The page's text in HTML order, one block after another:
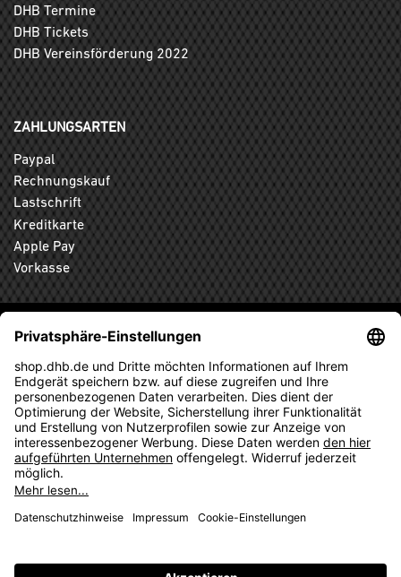
DHB Termine
DHB Tickets
DHB Vereinsförderung 2022
ZAHLUNGSARTEN
Paypal
Rechnungskauf
Lastschrift
Kreditkarte
Apple Pay
Vorkasse
ABONNIEREN SIE DEN KOSTENLOSEN DHB-FANSHOP
NEWSLETTER UND VERPASSEN SIE KEINE NEUIGKEIT ODER
AKTION MEHR.
ANMELDEN